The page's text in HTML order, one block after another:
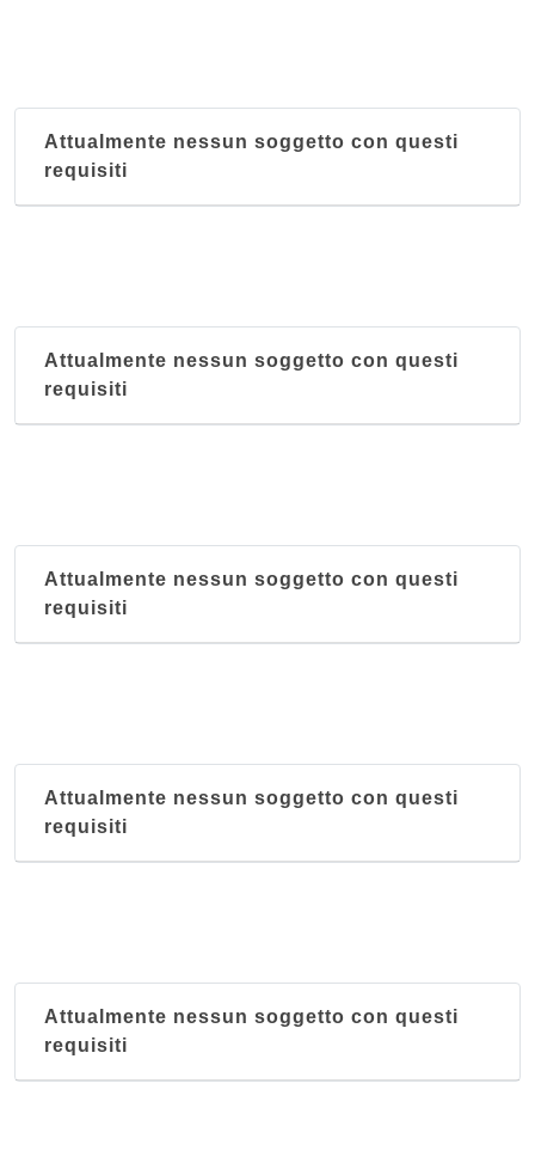
Attualmente nessun soggetto con questi
requisiti
Attualmente nessun soggetto con questi
requisiti
Attualmente nessun soggetto con questi
requisiti
Attualmente nessun soggetto con questi
requisiti
Attualmente nessun soggetto con questi
requisiti